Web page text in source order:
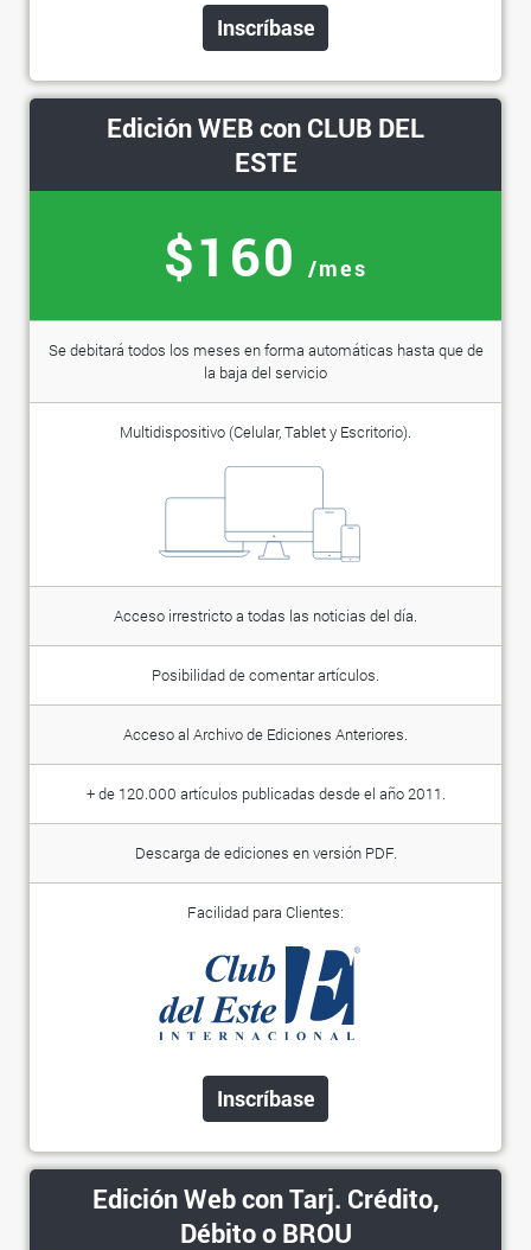
Inscríbase
Edición WEB con CLUB DEL
ESTE
$160 /mes
Se debitará todos los meses en forma automáticas hasta que de
la baja del servicio
Multidispositivo (Celular, Tablet y Escritorio).
Acceso irrestricto a todas las noticias del día.
Posibilidad de comentar artículos.
Acceso al Archivo de Ediciones Anteriores.
+ de 120.000 artículos publicadas desde el año 2011.
Descarga de ediciones en versión PDF.
Facilidad para Clientes:
Inscríbase
Edición Web con Tarj. Crédito,
Débito o BROU